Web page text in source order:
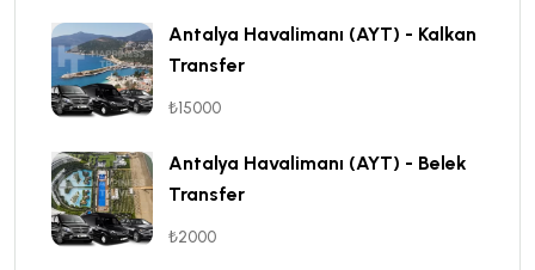
Antalya Havalimanı (AYT) - Kalkan
Transfer
₺15000
Antalya Havalimanı (AYT) - Belek
Transfer
₺2000